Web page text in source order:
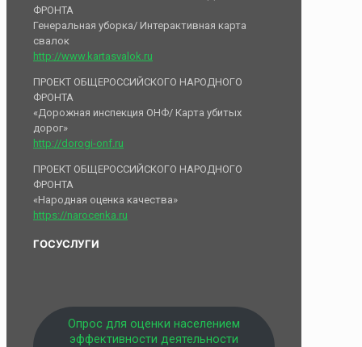
ФРОНТА
Генеральная уборка/ Интерактивная карта
свалок
http://www.kartasvalok.ru
ПРОЕКТ ОБЩЕРОССИЙСКОГО НАРОДНОГО
ФРОНТА
«Дорожная инспекция ОНФ/ Карта убитых
дорог»
http://dorogi-onf.ru
ПРОЕКТ ОБЩЕРОССИЙСКОГО НАРОДНОГО
ФРОНТА
«Народная оценка качества»
https://narocenka.ru
ГОСУСЛУГИ
Опрос для оценки населением
эффективности деятельности